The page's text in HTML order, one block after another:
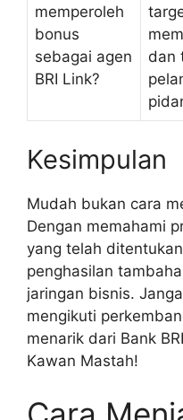
memperoleh
bonus
sebagai agen
BRI Link?
dan
Kesimpulan
Mudah bukan cara
Dengan memahami
yang telah
penghasilan
jaringan bisnis.
mengikuti
menarik dari Bank
Kawan Mastah!